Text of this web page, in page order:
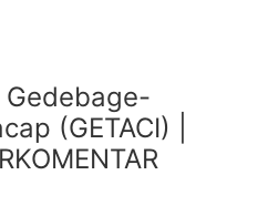
(GETACI) |